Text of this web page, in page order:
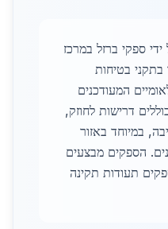
ספקי ברזל במרכז
בטיחות
המעודכנים
דרישות לחוזק,
במיוחד באזור
הספקים מבצעים
תעודות תקינה